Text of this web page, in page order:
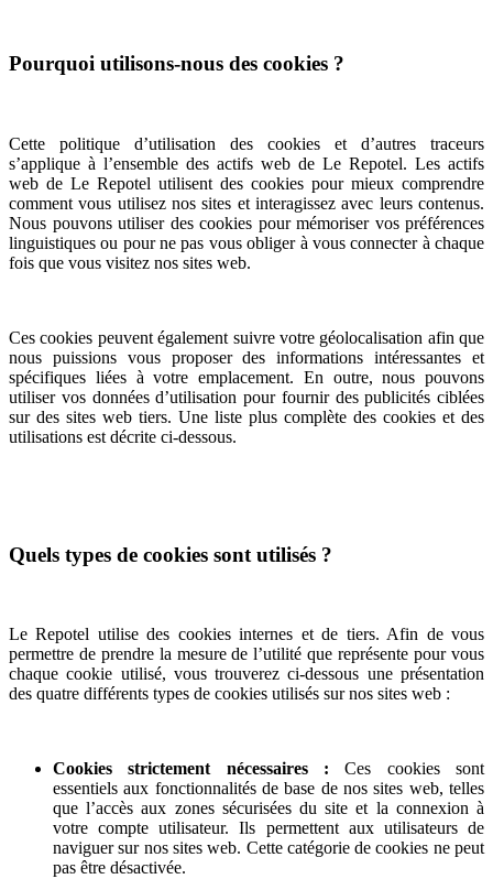
Pourquoi utilisons-nous des cookies ?
Cette politique d’utilisation des cookies et d’autres traceurs
s’applique à l’ensemble des actifs web de Le Repotel. Les actifs
web de Le Repotel utilisent des cookies pour mieux comprendre
comment vous utilisez nos sites et interagissez avec leurs contenus.
Nous pouvons utiliser des cookies pour mémoriser vos préférences
linguistiques ou pour ne pas vous obliger à vous connecter à chaque
fois que vous visitez nos sites web.
Ces cookies peuvent également suivre votre géolocalisation afin que
nous puissions vous proposer des informations intéressantes et
spécifiques liées à votre emplacement. En outre, nous pouvons
utiliser vos données d’utilisation pour fournir des publicités ciblées
sur des sites web tiers. Une liste plus complète des cookies et des
utilisations est décrite ci-dessous.
Quels types de cookies sont utilisés ?
Le Repotel utilise des cookies internes et de tiers. Afin de vous
permettre de prendre la mesure de l’utilité que représente pour vous
chaque cookie utilisé, vous trouverez ci-dessous une présentation
des quatre différents types de cookies utilisés sur nos sites web :
Cookies strictement nécessaires : Ces cookies sont
essentiels aux fonctionnalités de base de nos sites web, telles
que l’accès aux zones sécurisées du site et la connexion à
votre compte utilisateur. Ils permettent aux utilisateurs de
naviguer sur nos sites web. Cette catégorie de cookies ne peut
pas être désactivée.